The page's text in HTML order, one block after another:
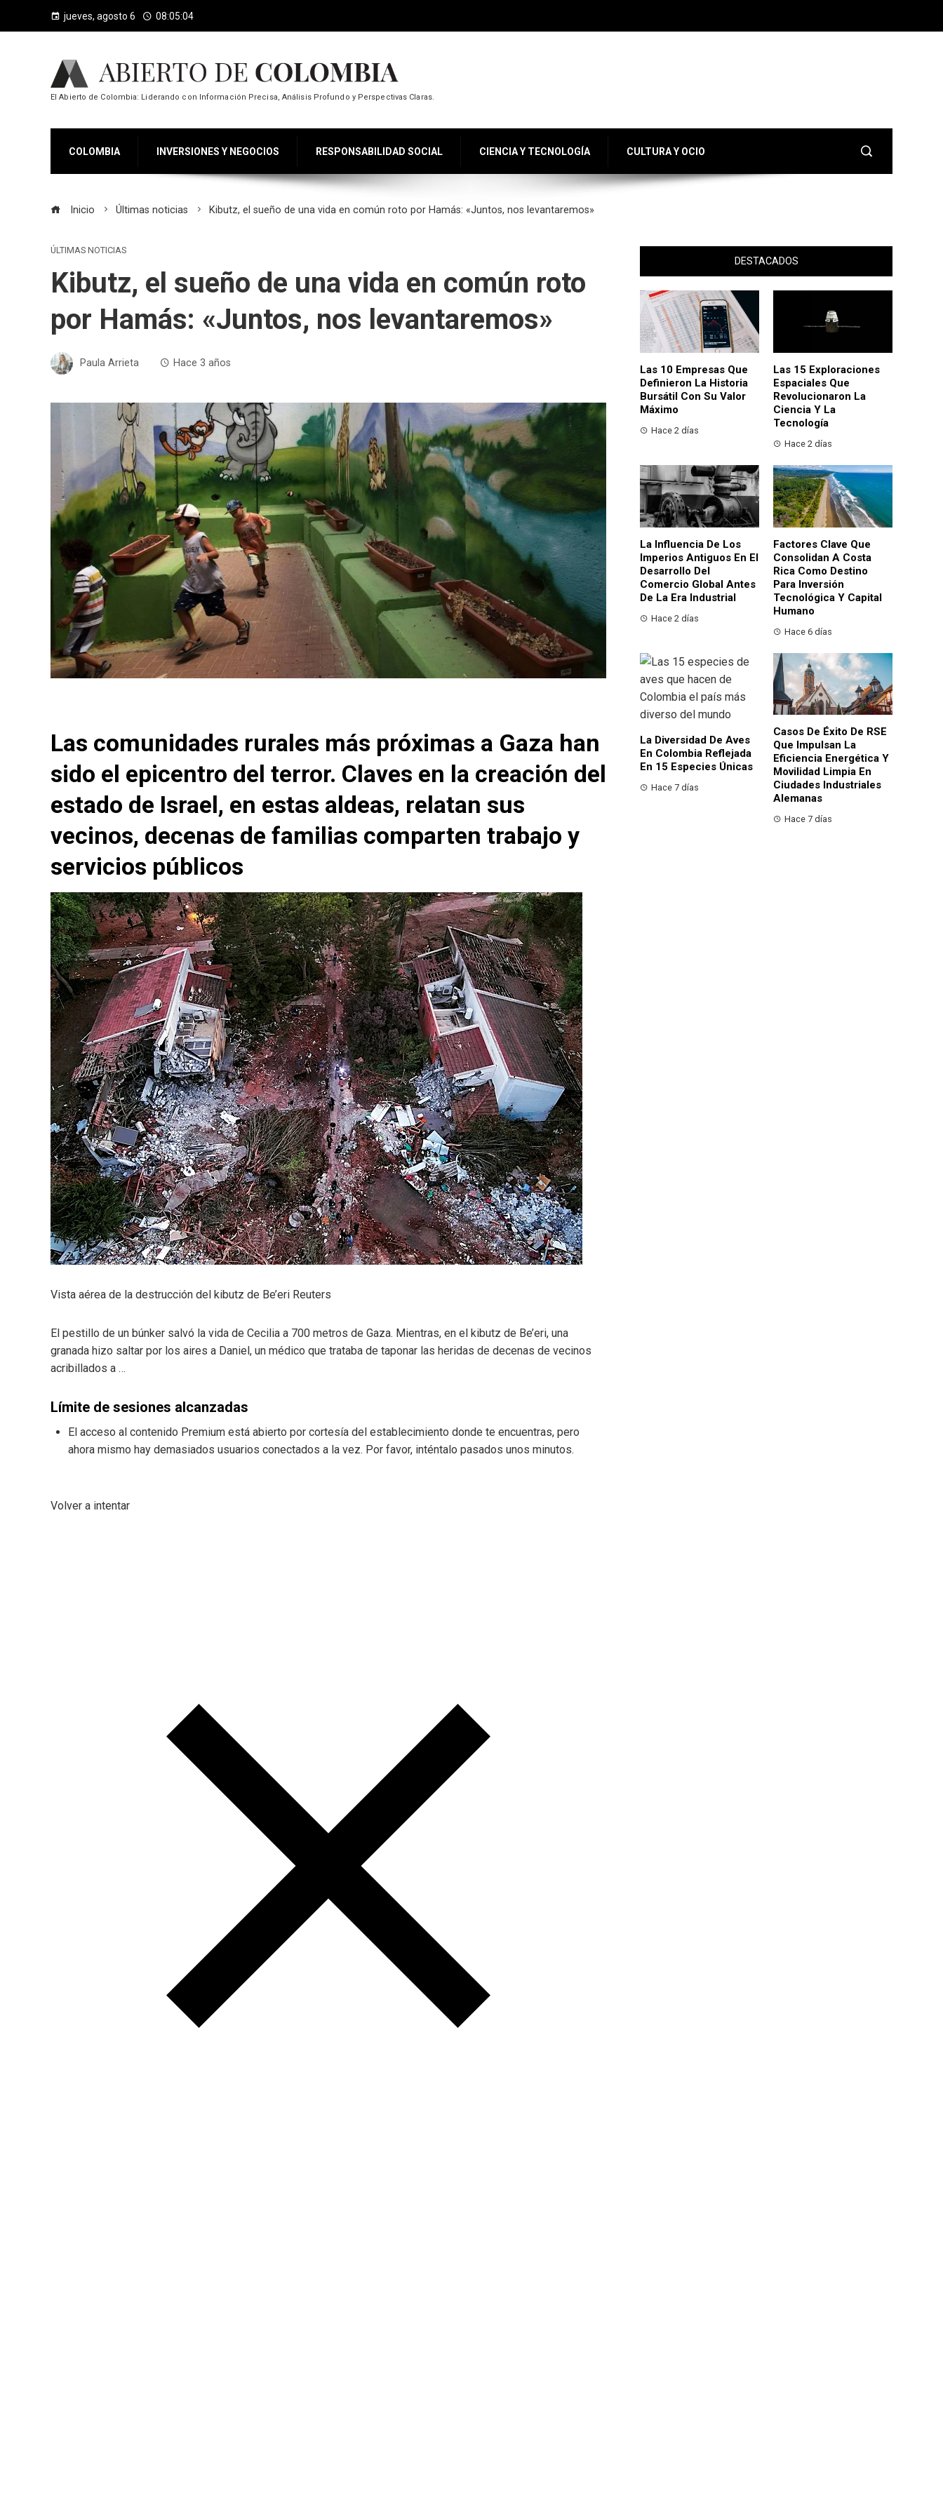
jueves, agosto 6 08:05:05
El Abierto de Colombia: Liderando con Información Precisa, Análisis Profundo y Perspectivas Claras.
COLOMBIA INVERSIONES Y NEGOCIOS RESPONSABILIDAD SOCIAL CIENCIA Y TECNOLOGÍA CULTURA Y OCIO
Inicio Últimas noticias Kibutz, el sueño de una vida en común roto por Hamás: «Juntos, nos levantaremos»
ÚLTIMAS NOTICIAS
Kibutz, el sueño de una vida en común roto
por Hamás: «Juntos, nos levantaremos»
Paula Arrieta Hace 3 años
Las comunidades rurales más próximas a Gaza han
sido el epicentro del terror. Claves en la creación del
estado de Israel, en estas aldeas, relatan sus
vecinos, decenas de familias comparten trabajo y
servicios públicos
Vista aérea de la destrucción del kibutz de Be’eri Reuters
El pestillo de un búnker salvó la vida de Cecilia a 700 metros de Gaza. Mientras, en el kibutz de Be’eri, una
granada hizo saltar por los aires a Daniel, un médico que trataba de taponar las heridas de decenas de vecinos
acribillados a …
Límite de sesiones alcanzadas
El acceso al contenido Premium está abierto por cortesía del establecimiento donde te encuentras, pero
ahora mismo hay demasiados usuarios conectados a la vez. Por favor, inténtalo pasados unos minutos.
Volver a intentar
DESTACADOS
Las 10 Empresas Que
Definieron La Historia
Bursátil Con Su Valor
Máximo
Hace 2 días
Las 15 Exploraciones
Espaciales Que
Revolucionaron La
Ciencia Y La
Tecnología
Hace 2 días
La Influencia De Los
Imperios Antiguos En El
Desarrollo Del
Comercio Global Antes
De La Era Industrial
Hace 2 días
Factores Clave Que
Consolidan A Costa
Rica Como Destino
Para Inversión
Tecnológica Y Capital
Humano
Hace 6 días
La Diversidad De Aves
En Colombia Reflejada
En 15 Especies Únicas
Hace 7 días
Casos De Éxito De RSE
Que Impulsan La
Eficiencia Energética Y
Movilidad Limpia En
Ciudades Industriales
Alemanas
Hace 7 días